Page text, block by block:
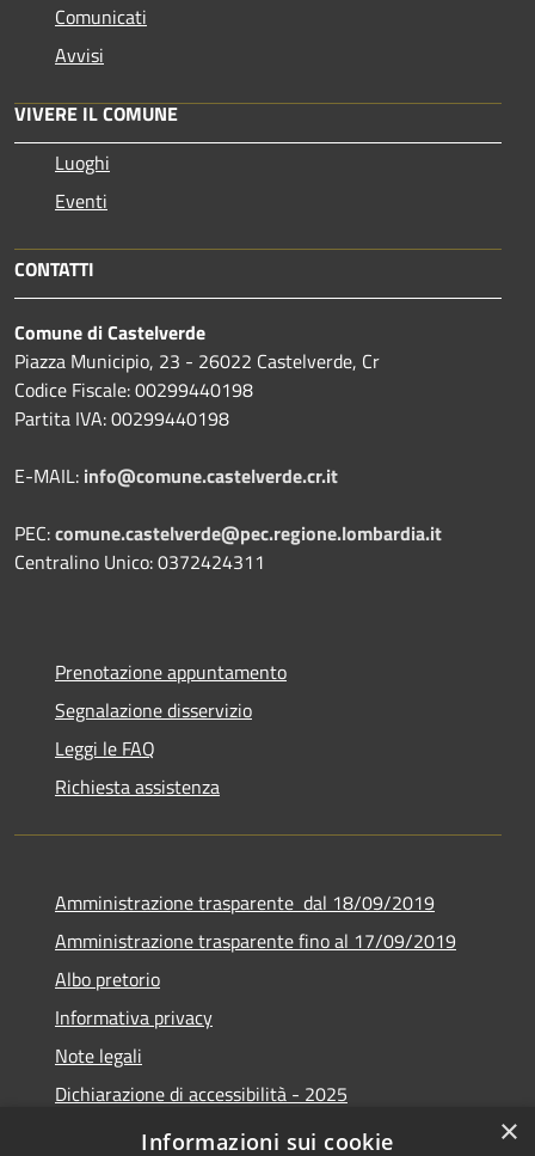
Comunicati
Avvisi
VIVERE IL COMUNE
Luoghi
Eventi
CONTATTI
Comune di Castelverde
Piazza Municipio, 23 - 26022 Castelverde, Cr
Codice Fiscale: 00299440198
Partita IVA: 00299440198
E-MAIL: info@comune.castelverde.cr.it
PEC:comune.castelverde@pec.regione.lombardia.it
Centralino Unico: 0372424311
Prenotazione appuntamento
Segnalazione disservizio
Leggi le FAQ
Richiesta assistenza
Amministrazione trasparente dal 18/09/2019
Amministrazione trasparente fino al 17/09/2019
Albo pretorio
Informativa privacy
Note legali
Dichiarazione di accessibilità - 2025
Obiettivi di accessibilità - 2025
×
Informazioni sui cookie